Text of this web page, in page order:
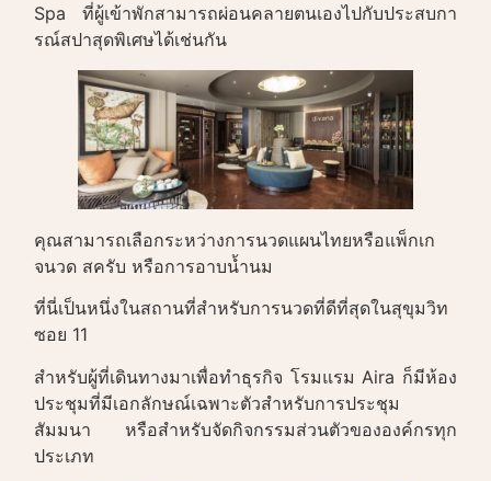
Spa ที่ผู้เข้าพักสามารถผ่อนคลายตนเองไปกับประสบกา
รณ์สปาสุดพิเศษได้เช่นกัน
คุณสามารถเลือกระหว่างการนวดแผนไทยหรือแพ็กเก
จนวด สครับ หรือการอาบน้ำนม
ที่นี่เป็นหนึ่งในสถานที่สำหรับการนวดที่ดีที่สุดในสุขุมวิท
ซอย 11
สำหรับผู้ที่เดินทางมาเพื่อทำธุรกิจ โรมแรม Aira ก็มีห้อง
ประชุมที่มีเอกลักษณ์เฉพาะตัวสำหรับการประชุม
สัมมนา หรือสำหรับจัดกิจกรรมส่วนตัวขององค์กรทุก
ประเภท